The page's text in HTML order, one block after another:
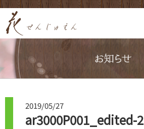
2019/05/27
ar3000P001_edited-2